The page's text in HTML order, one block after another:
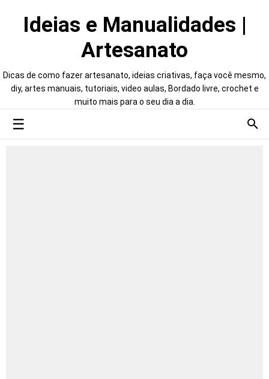
Ideias e Manualidades |
Artesanato
Dicas de como fazer artesanato, ideias criativas, faça você mesmo,
diy, artes manuais, tutoriais, video aulas, Bordado livre, crochet e
muito mais para o seu dia a dia.